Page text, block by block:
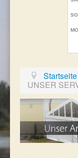
Startseite
UNSER